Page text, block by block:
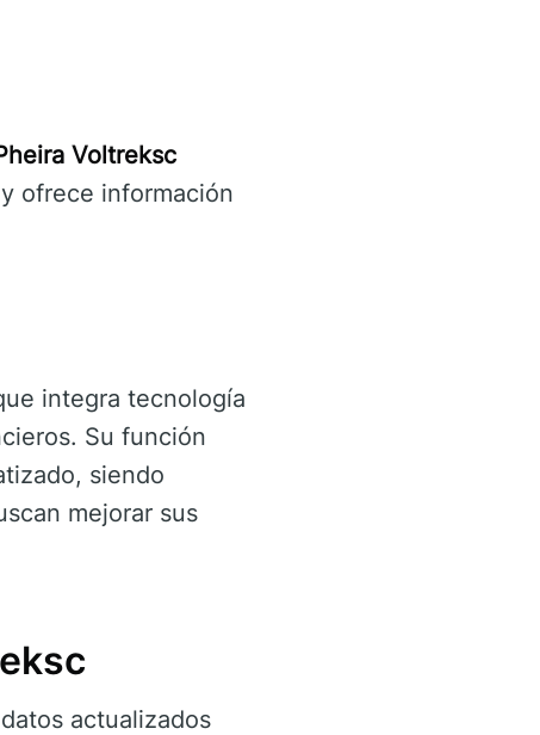
Voltreksc
y ofrece información
integra tecnología
Su función
siendo
mejorar sus
actualizados